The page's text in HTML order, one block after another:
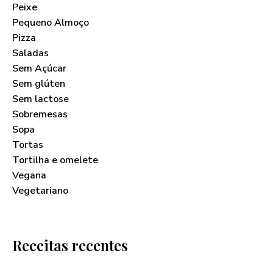
Peixe
Pequeno Almoço
Pizza
Saladas
Sem Açúcar
Sem glúten
Sem lactose
Sobremesas
Sopa
Tortas
Tortilha e omelete
Vegana
Vegetariano
Receitas recentes